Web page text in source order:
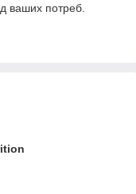
ваших потреб.